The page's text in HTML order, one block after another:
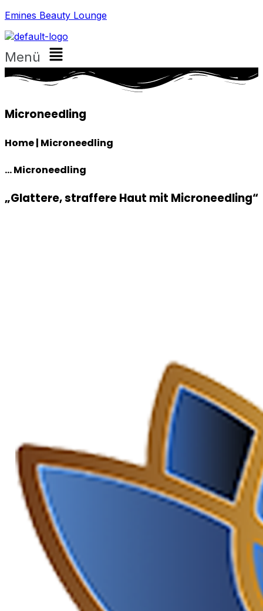
Emines Beauty Lounge
Menü
Microneedling
Home | Microneedling
... Microneedling
„Glattere, straffere Haut mit Microneedling“